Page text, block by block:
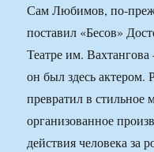
Сам Любимов, по-
поставил «Бесов»
Театре им.
он был здесь
превратил в стильное
организованное
действия человека